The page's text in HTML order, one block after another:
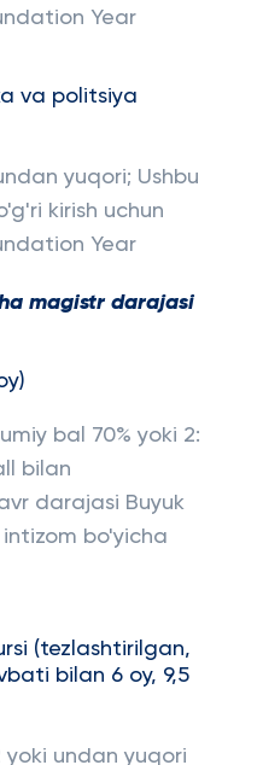
Year
va politsiya
yuqori; Ushbu
kirish uchun
Year
magistr darajasi
bal 70% yoki 2:
bilan
darajasi Buyuk
bo'yicha
(tezlashtirilgan,
bilan 6 oy, 9,5
yoki undan yuqori